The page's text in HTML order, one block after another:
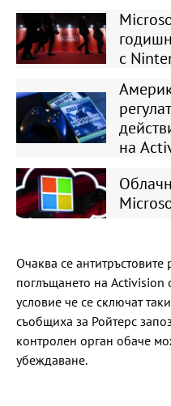
с
на
Очаква се
поглъщането на Activision
условие че се сключат
съобщиха за Ройтерс
контролен орган обаче
убеждаване.